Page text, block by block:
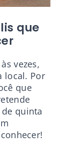
que
vezes,
local. Por
que
quinta